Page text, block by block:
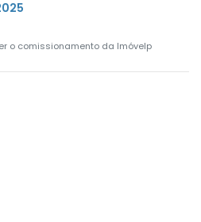
o comissionamento da Imóvelp